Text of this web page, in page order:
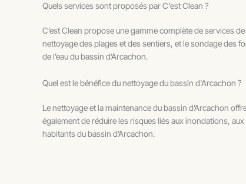
Quels services sont proposés par C'est Clean ?
C’est Clean propose une gamme complète de services
nettoyage des plages et des sentiers, et le sondage des
de l’eau du bassin d’Arcachon.
Quel est le bénéfice du nettoyage du bassin d'Arcachon ?
Le nettoyage et la maintenance du bassin d’Arcachon
également de réduire les risques liés aux inondations,
habitants du bassin d’Arcachon.